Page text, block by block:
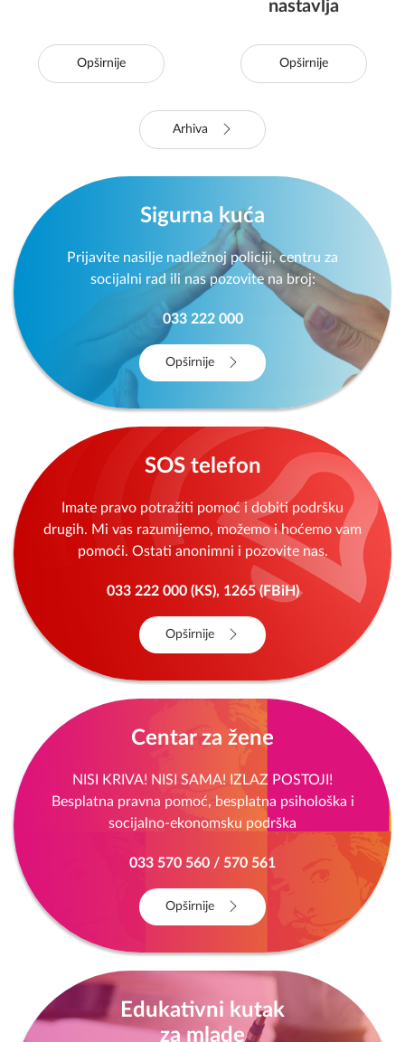
Opširnije
nastavlja
Opširnije
Arhiva
Sigurna kuća
Prijavite nasilje nadležnoj policiji, centru za
socijalni rad ili nas pozovite na broj:
033 222 000
Opširnije
SOS telefon
Imate pravo potražiti pomoć i dobiti podršku
drugih. Mi vas razumijemo, možemo i hoćemo vam
pomoći. Ostati anonimni i pozovite nas.
033 222 000 (KS), 1265 (FBiH)
Opširnije
Centar za žene
NISI KRIVA! NISI SAMA! IZLAZ POSTOJI!
Besplatna pravna pomoć, besplatna psihološka i
socijalno-ekonomsku podrška
033 570 560 / 570 561
Opširnije
Edukativni kutak
za mlade